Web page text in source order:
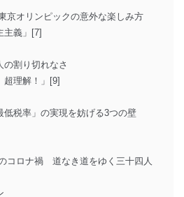
京オリンピックの意外な楽しみ方
主義」[7]
の割り切れなさ
超理解！」[9]
税率」の実現を妨げる3つの壁
コロナ禍 道なき道をゆく三十四人